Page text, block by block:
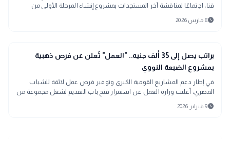
قنا، اجتماعًا لمناقشة آخر المستجدات بمشروع إنشاء المرحلة الأولى من
المنطقة الحرفي
schedule8 مارس 2026
public
الأخبار المحلية
براتب يصل إلى 35 ألف جنيه.. "العمل" تُعلن عن فرص ذهبية
بمشروع الضبعة النووي
في إطار دعم المشاريع القومية الكبرى وتوفير فرص عمل لائقة للشباب
المصري، أعلنت وزارة العمل عن استمرار فتح باب التقديم لشغل مجموعة من
الوظائف الفنية والحرفية بمشروع محطة الضبعة النووية وتأتي هذه الخطوة
لتلبية احتياجات المشروع من الكوادر الماهرة بامتيازات مالية هي الأعلى في
schedule9 فبراير 2026